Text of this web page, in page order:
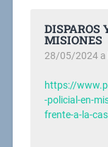
DISPAROS
MISIONES
28/05/2024 a
https://
-policial-en-
frente-a-la-